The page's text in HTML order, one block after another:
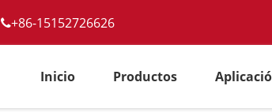
+86-15152726626
Inicio Productos